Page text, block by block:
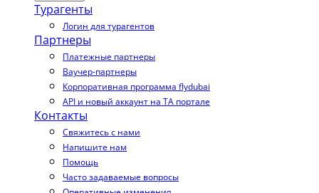
Турагенты
Логин для турагентов
Партнеры
Платежные партнеры
Ваучер-партнеры
Корпоративная программа flydubai
API и новый аккаунт на TA портале
Контакты
Свяжитесь с нами
Напишите нам
Помощь
Часто задаваемые вопросы